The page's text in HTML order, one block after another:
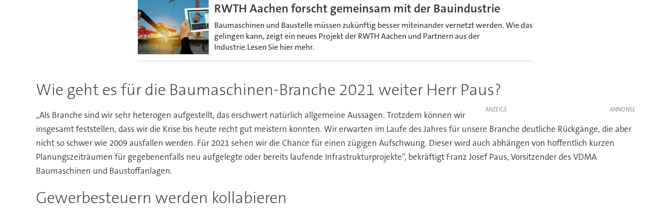
RWTH Aachen forscht gemeinsam mit der Bauindustrie
Baumaschinen und Baustelle müssen zukünftig besser miteinander vernetzt werden. Wie das
gelingen kann, zeigt ein neues Projekt der RWTH Aachen und Partnern aus der
Industrie.Lesen Sie hier mehr.
Wie geht es für die Baumaschinen-Branche 2021 weiter Herr Paus?
ANZEIGE
„Als Branche sind wir sehr heterogen aufgestellt, das erschwert natürlich allgemeine Aussagen. Trotzdem können wir
insgesamt feststellen, dass wir die Krise bis heute recht gut meistern konnten. Wir erwarten im Laufe des Jahres für unsere Branche deutliche Rückgänge, die aber
nicht so schwer wie 2009 ausfallen werden. Für 2021 sehen wir die Chance für einen zügigen Aufschwung. Dieser wird auch abhängen von hoffentlich kurzen
Planungszeiträumen für gegebenenfalls neu aufgelegte oder bereits laufende Infrastrukturprojekte“, bekräftigt Franz Josef Paus, Vorsitzender des VDMA
Baumaschinen und Baustoffanlagen.
Gewerbesteuern werden kollabieren